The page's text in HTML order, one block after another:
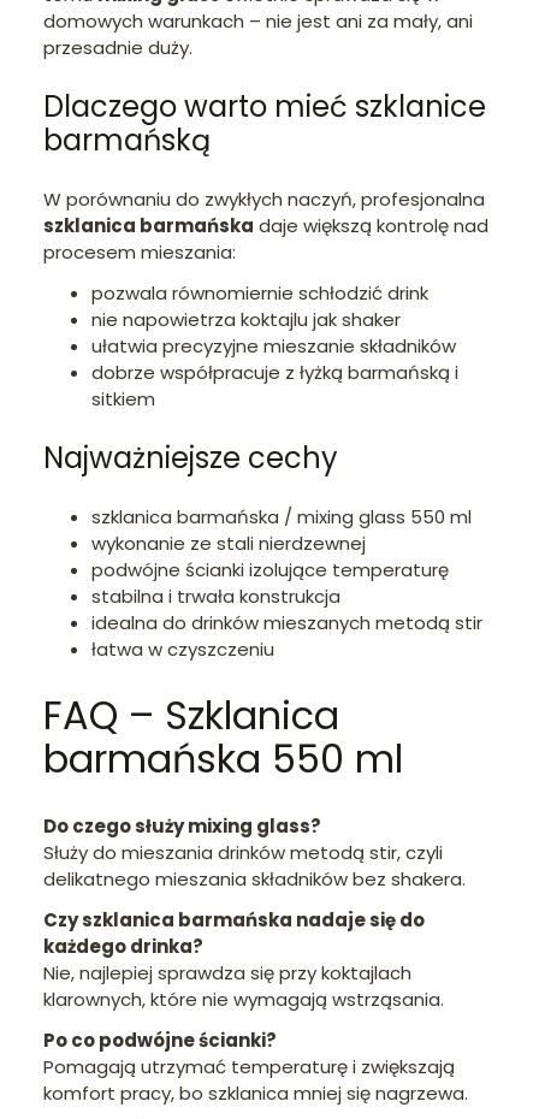
domowych warunkach – nie jest ani za mały, ani
przesadnie duży.
Dlaczego warto mieć szklanice
barmańską
W porównaniu do zwykłych naczyń, profesjonalna
szklanica barmańska daje większą kontrolę nad
procesem mieszania:
pozwala równomiernie schłodzić drink
nie napowietrza koktajlu jak shaker
ułatwia precyzyjne mieszanie składników
dobrze współpracuje z łyżką barmańską i
sitkiem
Najważniejsze cechy
szklanica barmańska / mixing glass 550 ml
wykonanie ze stali nierdzewnej
podwójne ścianki izolujące temperaturę
stabilna i trwała konstrukcja
idealna do drinków mieszanych metodą stir
łatwa w czyszczeniu
FAQ – Szklanica
barmańska 550 ml
Do czego służy mixing glass?
Służy do mieszania drinków metodą stir, czyli
delikatnego mieszania składników bez shakera.
Czy szklanica barmańska nadaje się do
każdego drinka?
Nie, najlepiej sprawdza się przy koktajlach
klarownych, które nie wymagają wstrząsania.
Po co podwójne ścianki?
Pomagają utrzymać temperaturę i zwiększają
komfort pracy, bo szklanica mniej się nagrzewa.